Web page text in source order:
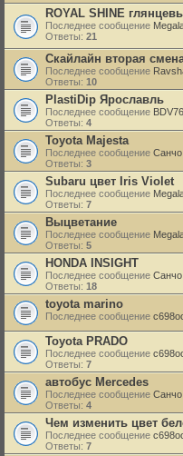
ROYAL SHINE
Последнее сообщение
Ответы: 21
Скайлайн вторая
Последнее сообщение
Ответы: 10
PlastiDip Ярославль
Последнее сообщение BDV76
Ответы: 4
Toyota Majesta
Последнее сообщение Санчо
Ответы: 3
Subaru цвет Iris Violet
Последнее сообщение
Ответы: 7
Выцветание
Последнее сообщение
Ответы: 5
HONDA INSIGHT
Последнее сообщение Санчо
Ответы: 18
toyota marino
Последнее сообщение
Toyota PRADO
Последнее сообщение
Ответы: 7
автобус Mercedes
Последнее сообщение Санчо
Ответы: 4
Чем изменить цвет
Последнее сообщение
Ответы: 7